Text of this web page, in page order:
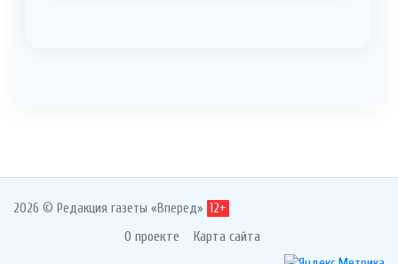
2026 © Редакция газеты «Вперед» 12+
О проекте Карта сайта